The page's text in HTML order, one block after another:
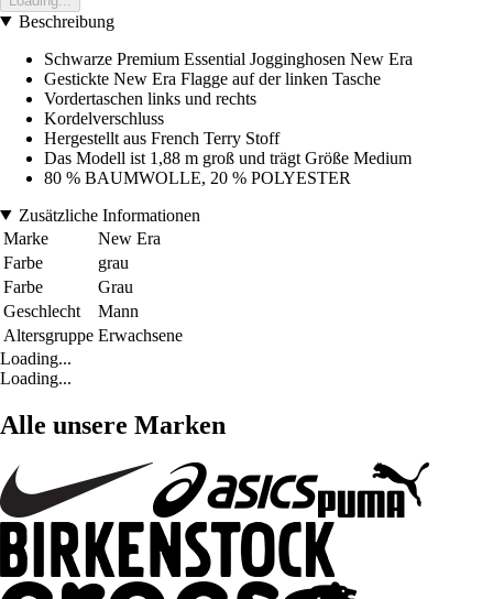
Beschreibung
Schwarze Premium Essential Jogginghosen New Era
Gestickte New Era Flagge auf der linken Tasche
Vordertaschen links und rechts
Kordelverschluss
Hergestellt aus French Terry Stoff
Das Modell ist 1,88 m groß und trägt Größe Medium
80 % BAUMWOLLE, 20 % POLYESTER
Zusätzliche Informationen
Marke
New Era
Farbe
grau
Farbe
Grau
Geschlecht
Mann
Altersgruppe Erwachsene
Loading...
Loading...
Alle unsere Marken